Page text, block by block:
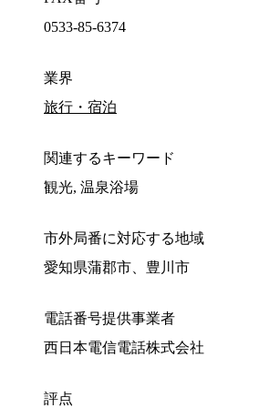
0533-85-6374
業界
旅行・宿泊
関連するキーワード
観光, 温泉浴場
市外局番に対応する地域
愛知県蒲郡市、豊川市
電話番号提供事業者
西日本電信電話株式会社
評点